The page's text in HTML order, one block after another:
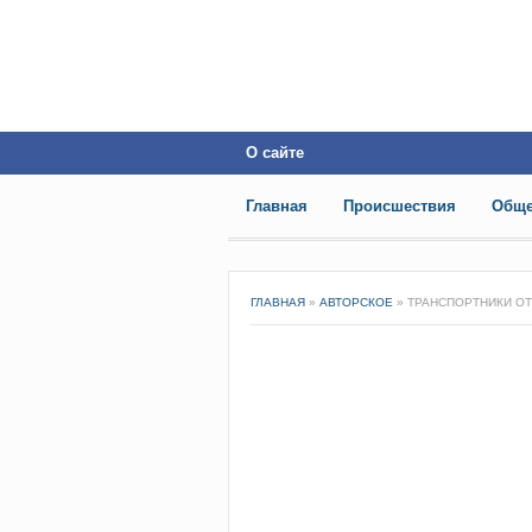
О сайте
Главная Происшествия
ГЛАВНАЯ » АВТОРСКОЕ » ТРАНСПОРТНИКИ